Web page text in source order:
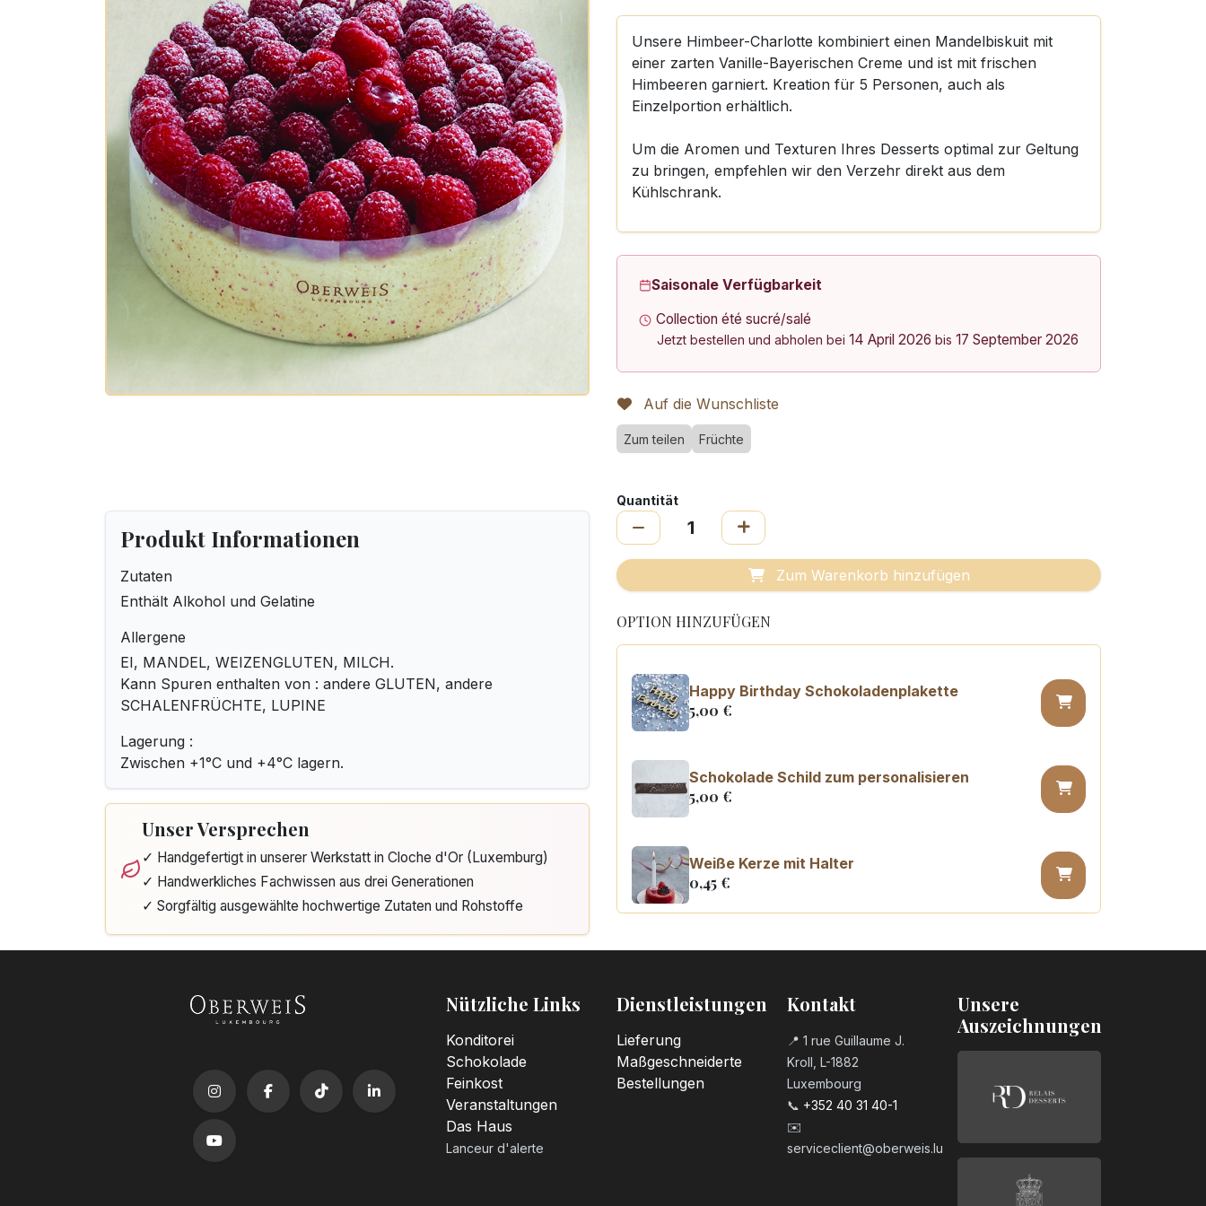
Unsere Himbeer-Charlotte kombiniert einen Mandelbiskuit mit
einer zarten Vanille-Bayerischen Creme und ist mit frischen
Himbeeren garniert. Kreation für 5 Personen, auch als
Einzelportion erhältlich.
Um die Aromen und Texturen Ihres Desserts optimal zur Geltung
zu bringen, empfehlen wir den Verzehr direkt aus dem
Kühlschrank.
Saisonale Verfügbarkeit
Collection été sucré/salé
Jetzt bestellen und abholen bei 14 April 2026 bis 17 September 2026
Auf die Wunschliste
Zum teilen Früchte
Produkt Informationen
Zutaten
Enthält Alkohol und Gelatine
Allergene
EI, MANDEL, WEIZENGLUTEN, MILCH.
Kann Spuren enthalten von : andere GLUTEN, andere
SCHALENFRÜCHTE, LUPINE
Lagerung :
Zwischen +1°C und +4°C lagern.
Unser Versprechen
✓ Handgefertigt in unserer Werkstatt in Cloche d'Or (Luxemburg)
✓ Handwerkliches Fachwissen aus drei Generationen
✓ Sorgfältig ausgewählte hochwertige Zutaten und Rohstoffe
Quantität
Zum Warenkorb hinzufügen
OPTION HINZUFÜGEN
Happy Birthday Schokoladenplakette
5,00 €
Schokolade Schild zum personalisieren
5,00 €
Weiße Kerze mit Halter
0,45 €
Kerzenzahl n°1
Kerzenzahl n°2
Nützliche Links
Konditorei
Schokolade
Feinkost
Veranstaltungen
Das Haus
Lanceur d'alerte
Dienstleistungen
Lieferung
Maßgeschneiderte
Bestellungen
Kontakt
📍 1 rue Guillaume J.
Kroll, L-1882
Luxembourg
📞 +352 40 31 40-1
✉️
serviceclient@oberweis.lu
Unsere
Auszeichnungen